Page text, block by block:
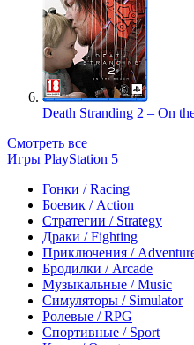
Death Stranding 2 – On
Смотреть все
Игры PlayStation 5
Гонки / Racing
Боевик / Action
Стратегии / Strategy
Драки / Fighting
Приключения /
Бродилки / Arcade
Музыкальные / Music
Симуляторы / Simulator
Ролевые / RPG
Спортивные / Sport